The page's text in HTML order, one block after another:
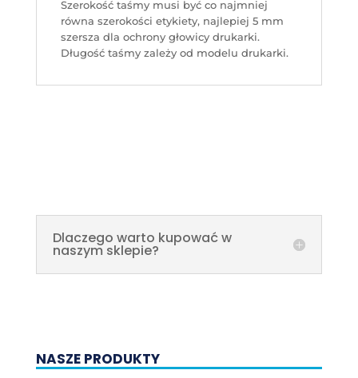
Szerokość taśmy musi być co najmniej
równa szerokości etykiety, najlepiej 5 mm
szersza dla ochrony głowicy drukarki.
Długość taśmy zależy od modelu drukarki.
Dlaczego warto kupować w
naszym sklepie?
NASZE PRODUKTY